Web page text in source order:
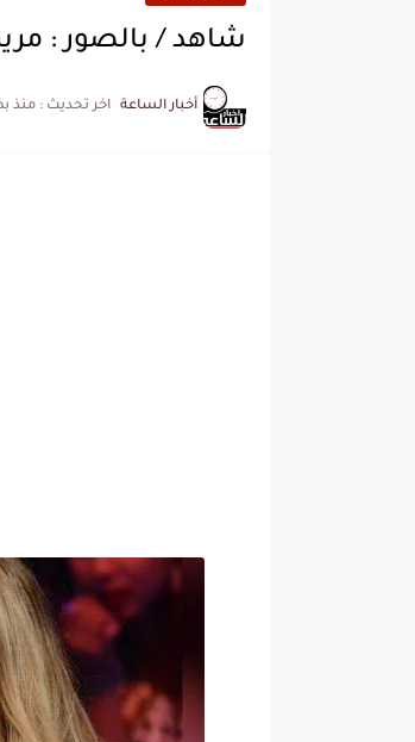
شاهد / بالصور :
أخبار الساعة اخر تحديث : منذ